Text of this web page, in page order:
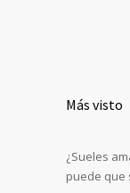
Más visto
¿Sueles
puede que